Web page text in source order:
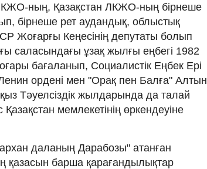
ның, Қазақстан ЛКЖО-ның бірнеше
бірнеше рет аудандық, облыстық
Жоғарғы Кеңесінің депутаты болып
саласындағы ұзақ жылғы еңбегі 1982
бағаланып, Социалистік Еңбек Ері
ордені мен "Орақ пен Балға" Алтын
Тәуелсіздік жылдарында да талай
мемлекетінің өркендеуіне
даланың Дарабозы" атанған
қазасын барша қарағандылықтар